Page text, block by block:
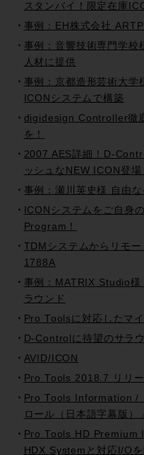
スタンバイ！限定在庫
事例：EH株式会社
事例：音響技術専門学
人材に提供
事例：京都造形芸術大
ICONシステムで構築
digidesign Controller徹
を！
2007 AES詳細！D-
ッシュなNEW ICON登場
事例：瀬川英史様 自由
ICONシステムをご自身
Program！
TDMシステムからリモ
1788A
事例：MATRIX Studio
ラウンド
Pro Toolsに対応したマ
D-Controlに待望のサラ
AVID/ICON
Pro Tools 2018.7 リリ
Pro Tools Information /
ロール（日本語字幕版）
Pro Tools HD
HDX Systemと対応I/O